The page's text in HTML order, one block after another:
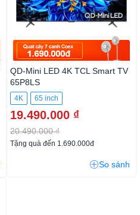
QD-Mini LED 4K TCL Smart TV
65P8LS
4K 65 inch
19.490.000 ₫
20.490.000 ₫
Tặng quà đến 1.690.000đ
So sánh